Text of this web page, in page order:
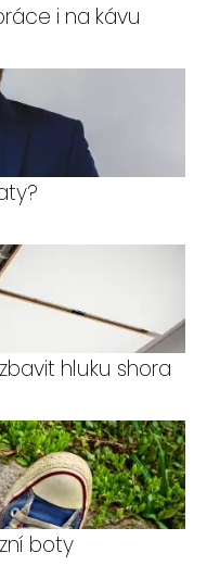
i na kávu
hluku shora
boty